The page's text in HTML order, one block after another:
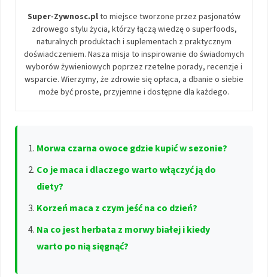
Super-Zywnosc.plto miejsce tworzone przez pasjonatów
zdrowego stylu życia, którzy łączą wiedzę o superfoods,
naturalnych produktach i suplementach z praktycznym
doświadczeniem. Nasza misja to inspirowanie do świadomych
wyborów żywieniowych poprzez rzetelne porady, recenzje i
wsparcie. Wierzymy, że zdrowie się opłaca, a dbanie o siebie
może być proste, przyjemne i dostępne dla każdego.
Morwa czarna owoce gdzie kupić w sezonie?
Co je maca i dlaczego warto włączyć ją do
diety?
Korzeń maca z czym jeść na co dzień?
Na co jest herbata z morwy białej i kiedy
warto po nią sięgnąć?